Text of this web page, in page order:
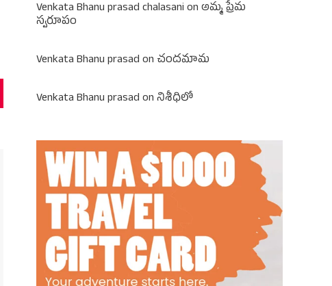
Venkata Bhanu prasad chalasani on అమ్మ ప్రేమ
స్వరూపం
Venkata Bhanu prasad on చందమామ
Venkata Bhanu prasad on నిశీధిలో